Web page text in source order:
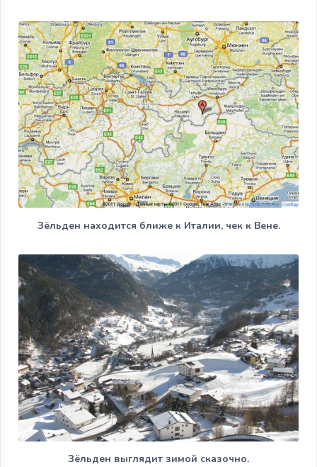
Зёльден находится ближе к Италии, чек к Вене.
Зёльден выглядит зимой сказочно.